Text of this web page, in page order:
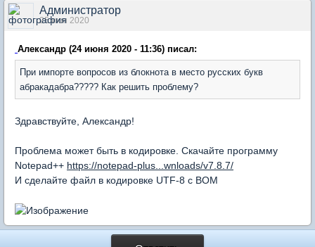
Администратор
25 июн 2020
Александр (24 июня 2020 - 11:36) писал:
При импорте вопросов из блокнота в место русских букв
абракадабра????? Как решить проблему?
Здравствуйте, Александр!
Проблема может быть в кодировке. Скачайте программу
Notepad++ https://notepad-plus...wnloads/v7.8.7/
И сделайте файл в кодировке UTF-8 с BOM